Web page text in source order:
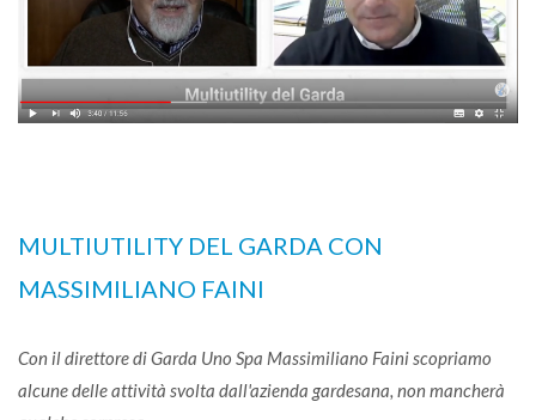
MULTIUTILITY DEL GARDA CON
MASSIMILIANO FAINI
Con il direttore di Garda Uno Spa Massimiliano Faini scopriamo
alcune delle attività svolta dall'azienda gardesana, non mancherà